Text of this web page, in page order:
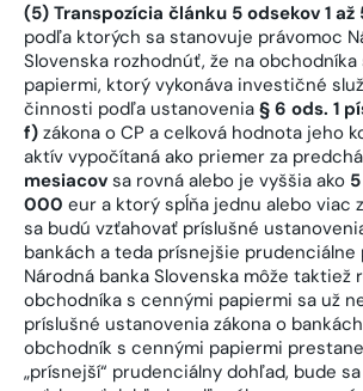
(5) Transpozícia článku 5 odsekov 1 až
podľa ktorých sa stanovuje právomoc
Slovenska rozhodnúť, že na
papiermi, ktorý vykonáva investičné
činnosti podľa ustanovenia § 6 ods. 1
f) zákona o CP a celková hodnota jeho
aktív vypočítaná ako priemer za
mesiacov sa rovná alebo je vyššia ako
000 eur a ktorý spĺňa jednu alebo viac
sa budú vzťahovať príslušné
bankách a teda prísnejšie prudenciálne
Národná banka Slovenska môže taktiež
obchodníka s cennými papiermi sa už
príslušné ustanovenia zákona o
obchodník s cennými papiermi
„prísnejší“ prudenciálny dohľad, bude